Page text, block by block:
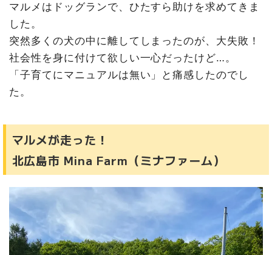
マルメはドッグランで、ひたすら助けを求めてきま
した。
突然多くの犬の中に離してしまったのが、大失敗！
社会性を身に付けて欲しい一心だったけど…。
「子育てにマニュアルは無い」と痛感したのでし
た。
マルメが走った！
北広島市 Mina Farm（ミナファーム）